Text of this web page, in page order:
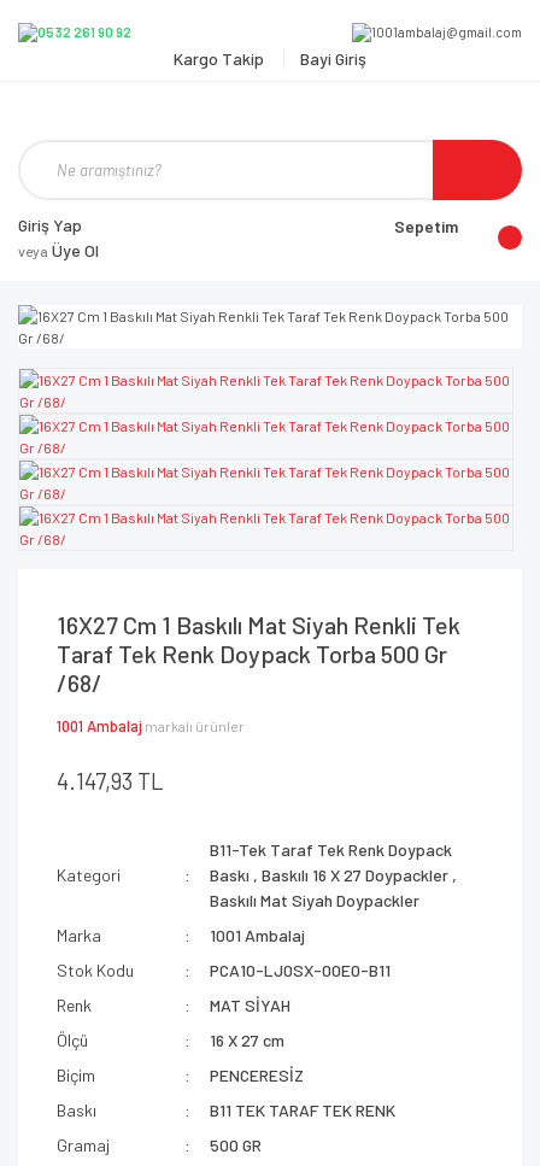
Kargo Takip Bayi Giriş
Giriş Yap
veya Üye Ol
Sepetim
16X27 Cm 1 Baskılı Mat Siyah Renkli Tek
Taraf Tek Renk Doypack Torba 500 Gr
/68/
1001 Ambalaj markalı ürünler
4.147,93 TL
Kategori
B11-Tek Taraf Tek Renk Doypack
Baskı ,Baskılı 16 X 27 Doypackler ,
Baskılı Mat Siyah Doypackler
Marka
1001 Ambalaj
Stok Kodu
PCA10-LJ0SX-00E0-B11
Renk
MAT SİYAH
Ölçü
16 X 27 cm
Biçim
PENCERESİZ
Baskı
B11 TEK TARAF TEK RENK
Gramaj
500 GR